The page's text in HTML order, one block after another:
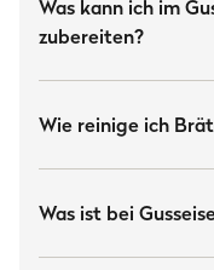
Gewicht
Abmessungen
44 × 27 × 15.5 cm
Was kann ich im
zubereiten?
Wie reinige ich
Was ist bei